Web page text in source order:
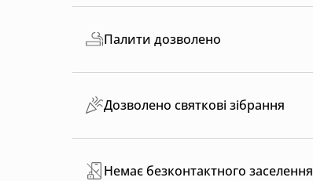
Палити дозволено
Дозволено святкові зібрання
Немає безконтактного заселення